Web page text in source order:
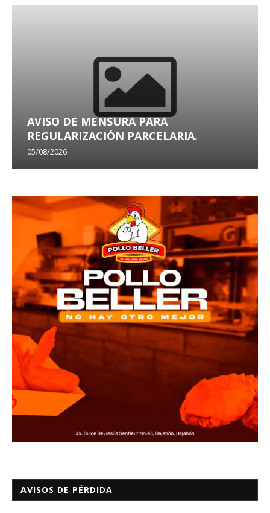
AVISO DE MENSURA PARA
REGULARIZACIÓN PARCELARIA.
05/08/2026
AVISOS DE PÉRDIDA